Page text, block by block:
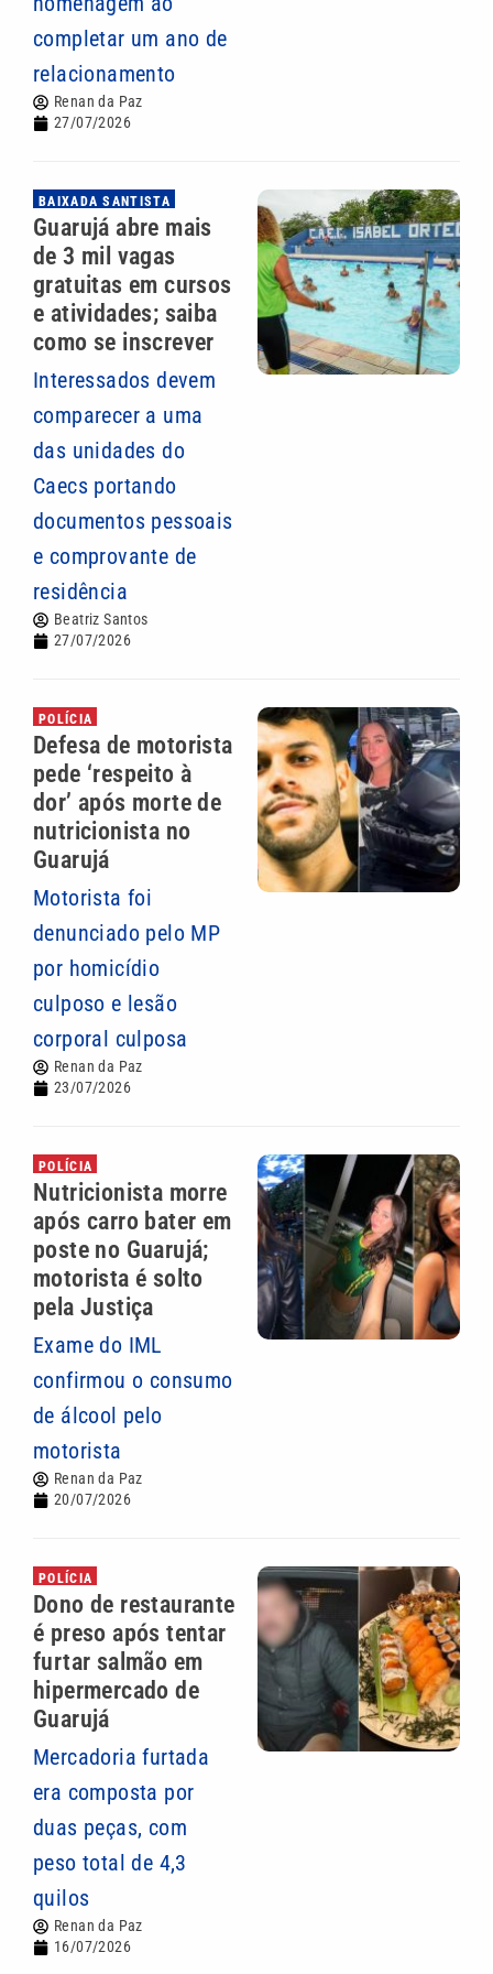
completar um ano de
relacionamento
Renan da Paz
27/07/2026
BAIXADA SANTISTA
Guarujá abre mais
de 3 mil vagas
gratuitas em cursos
e atividades; saiba
como se inscrever
Interessados devem
comparecer a uma
das unidades do
Caecs portando
documentos pessoais
e comprovante de
residência
Beatriz Santos
27/07/2026
POLÍCIA
Defesa de motorista
pede ‘respeito à
dor’ após morte de
nutricionista no
Guarujá
Motorista foi
denunciado pelo MP
por homicídio
culposo e lesão
corporal culposa
Renan da Paz
23/07/2026
POLÍCIA
Nutricionista morre
após carro bater em
poste no Guarujá;
motorista é solto
pela Justiça
Exame do IML
confirmou o consumo
de álcool pelo
motorista
Renan da Paz
20/07/2026
POLÍCIA
Dono de restaurante
é preso após tentar
furtar salmão em
hipermercado de
Guarujá
Mercadoria furtada
era composta por
duas peças, com
peso total de 4,3
quilos
Renan da Paz
16/07/2026